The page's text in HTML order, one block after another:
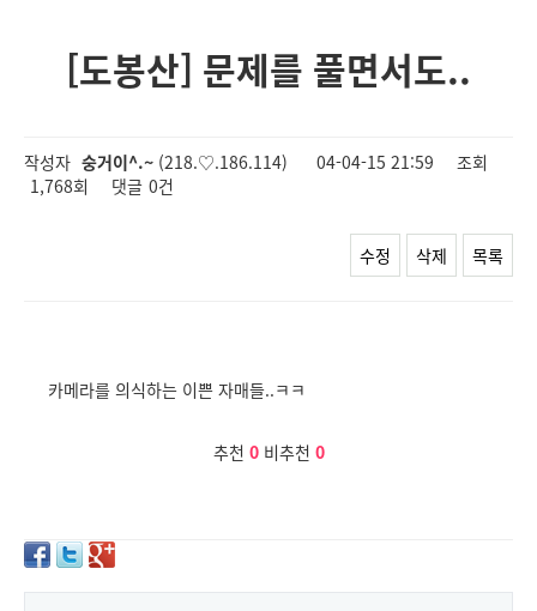
[도봉산] 문제를 풀면서도..
작성자 숭거이^.~ (218.♡.186.114) 04-04-15 21:59
조회
1,768회
댓글 0건
수정 삭제 목록
카메라를 의식하는 이쁜 자매들..ㅋㅋ
추천 0 비추천 0